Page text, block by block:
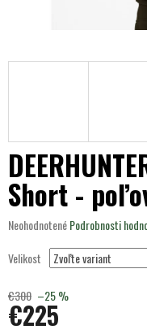
Short -
Priemerné
produktu
z
5
NeohodnotenéPodrobnosti
Velikost
€300 –25 %
€225